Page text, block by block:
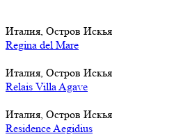
Италия, Остров Искья
Regina del Mare
Италия, Остров Искья
Relais Villa Agave
Италия, Остров Искья
Residence Aegidius